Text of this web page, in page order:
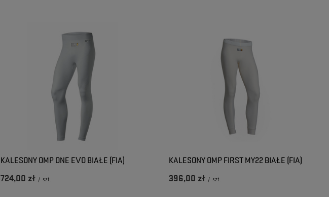
KALESONY OMP ONE EVO BIAŁE (FIA)
724,00 zł / szt.
KALESONY OMP FIRST MY22 BIAŁE (FIA)
396,00 zł / szt.